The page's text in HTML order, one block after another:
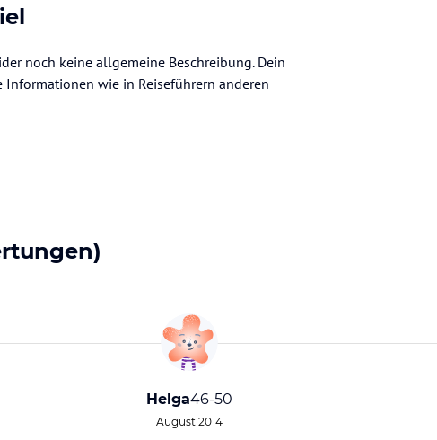
noch keine allgemeine Beschreibung. Dein
wie in Reiseführern anderen
Helga46-50
August 2014